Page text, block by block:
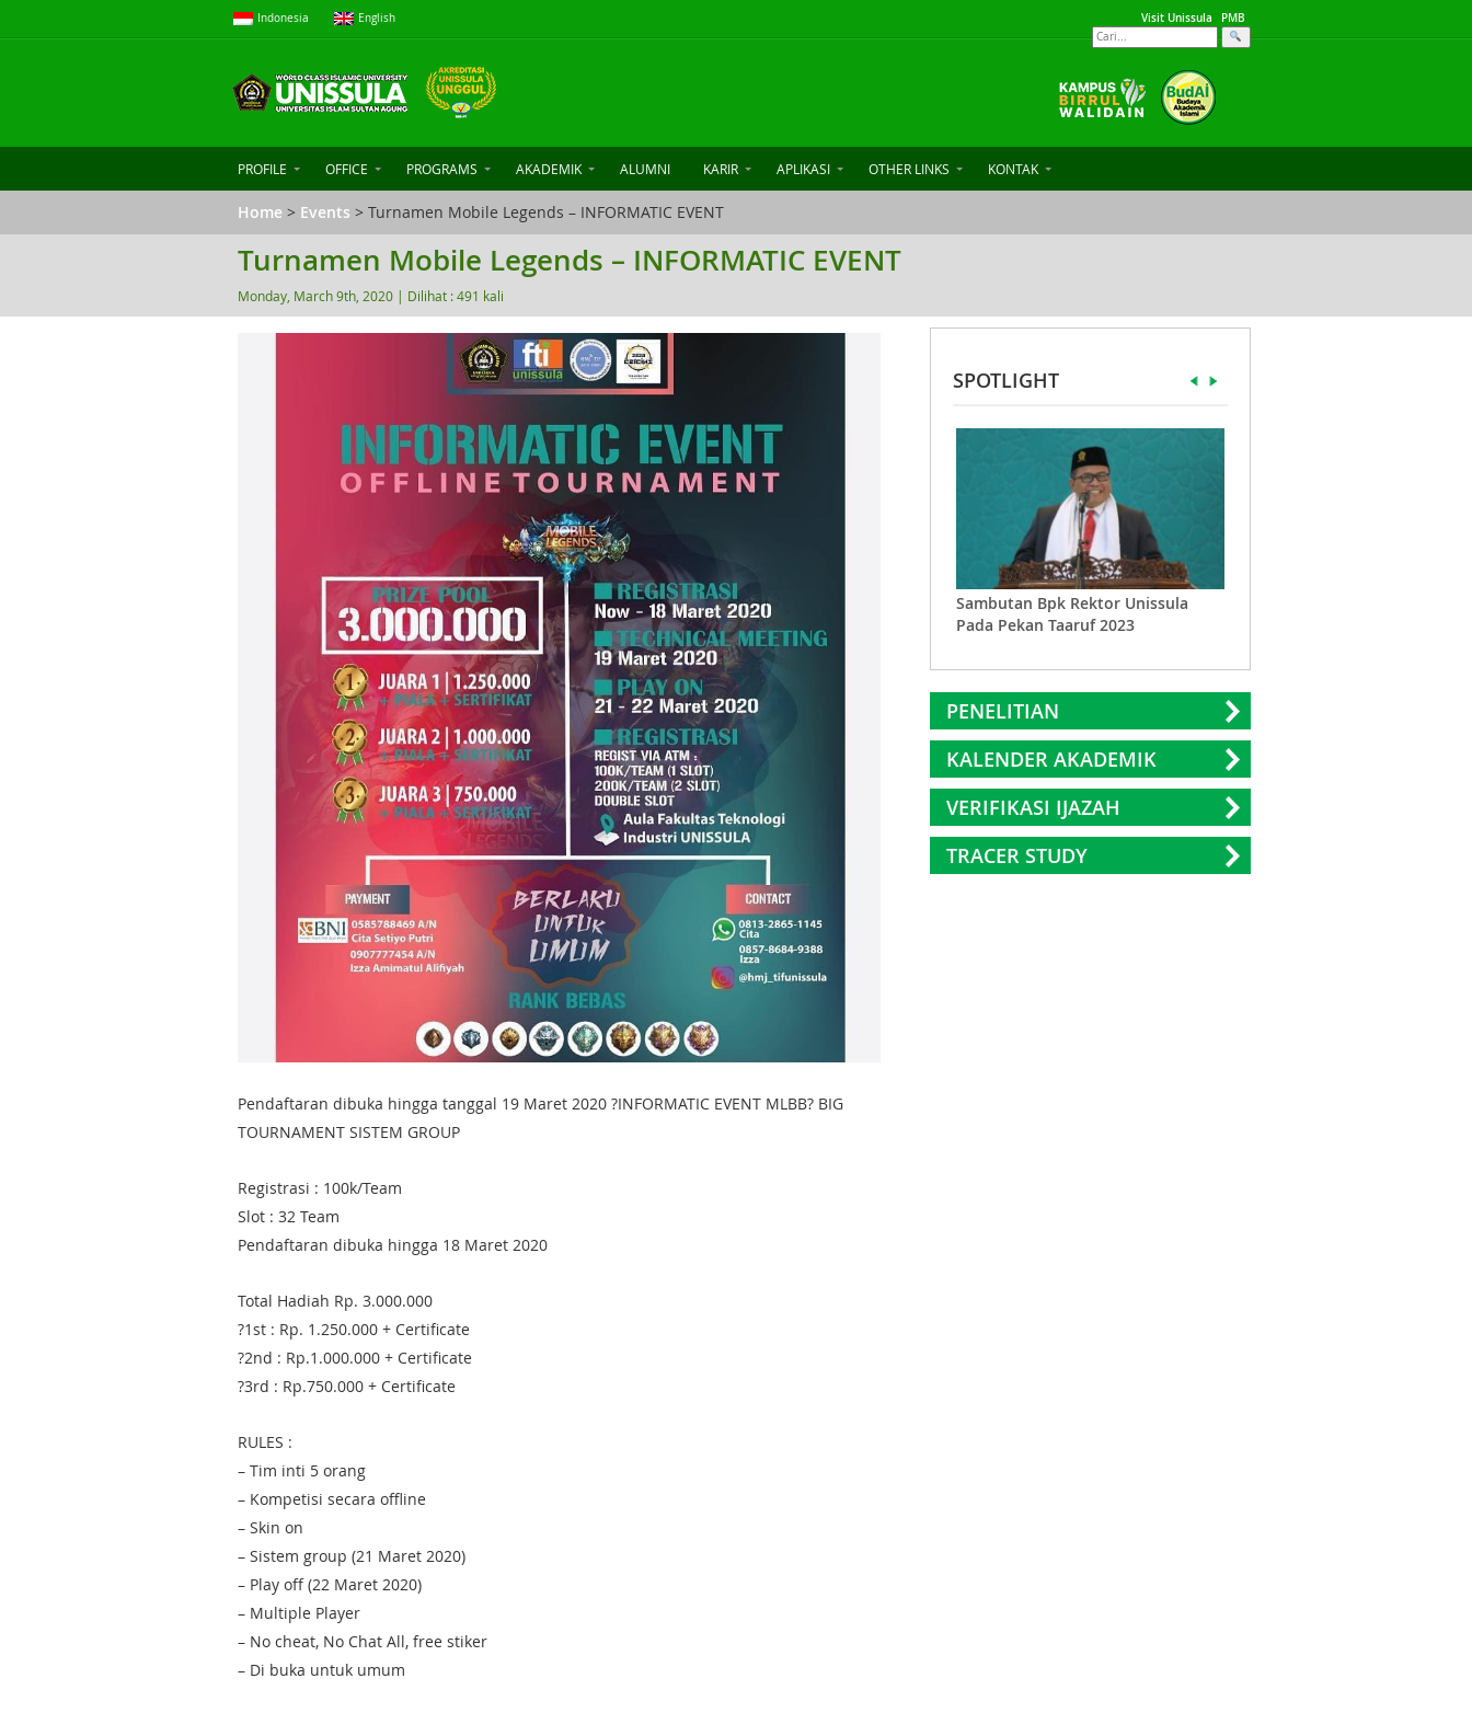
Indonesia English Visit Unissula PMB
PROFILE OFFICE PROGRAMS AKADEMIK ALUMNI KARIR APLIKASI OTHER LINKS KONTAK
Home > Events > Turnamen Mobile Legends – INFORMATIC EVENT
Turnamen Mobile Legends – INFORMATIC EVENT
Monday, March 9th, 2020 | Dilihat : 491 kali
Pendaftaran dibuka hingga tanggal 19 Maret 2020 ?INFORMATIC EVENT MLBB? BIG
TOURNAMENT SISTEM GROUP
Registrasi : 100k/Team
Slot : 32 Team
Pendaftaran dibuka hingga 18 Maret 2020
Total Hadiah Rp. 3.000.000
?1st : Rp. 1.250.000 + Certificate
?2nd : Rp.1.000.000 + Certificate
?3rd : Rp.750.000 + Certificate
RULES :
– Tim inti 5 orang
– Kompetisi secara offline
– Skin on
– Sistem group (21 Maret 2020)
– Play off (22 Maret 2020)
– Multiple Player
– No cheat, No Chat All, free stiker
– Di buka untuk umum
SPOTLIGHT
Sambutan Bpk Rektor Unissula
Pada Pekan Taaruf 2023
PENELITIAN
KALENDER AKADEMIK
VERIFIKASI IJAZAH
TRACER STUDY